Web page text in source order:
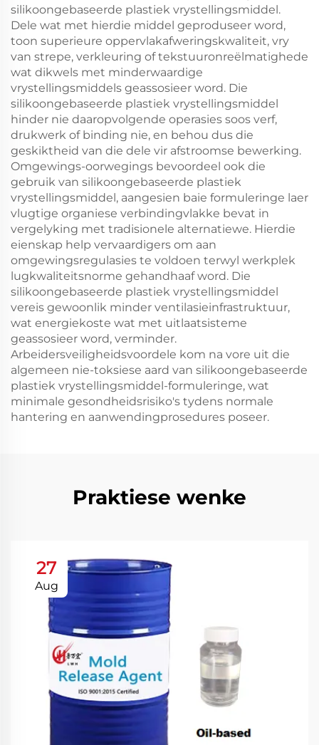
silikoongebaseerde plastiek vrystellingsmiddel.
Dele wat met hierdie middel geproduseer word,
toon superieure oppervlakafweringskwaliteit, vry
van strepe, verkleuring of tekstuuronreëlmatighede
wat dikwels met minderwaardige
vrystellingsmiddels geassosieer word. Die
silikoongebaseerde plastiek vrystellingsmiddel
hinder nie daaropvolgende operasies soos verf,
drukwerk of binding nie, en behou dus die
geskiktheid van die dele vir afstroomse bewerking.
Omgewings-oorwegings bevoordeel ook die
gebruik van silikoongebaseerde plastiek
vrystellingsmiddel, aangesien baie formuleringe laer
vlugtige organiese verbindingvlakke bevat in
vergelyking met tradisionele alternatiewe. Hierdie
eienskap help vervaardigers om aan
omgewingsregulasies te voldoen terwyl werkplek
lugkwaliteitsnorme gehandhaaf word. Die
silikoongebaseerde plastiek vrystellingsmiddel
vereis gewoonlik minder ventilasieinfrastruktuur,
wat energiekoste wat met uitlaatsisteme
geassosieer word, verminder.
Arbeidersveiligheidsvoordele kom na vore uit die
algemeen nie-toksiese aard van silikoongebaseerde
plastiek vrystellingsmiddel-formuleringe, wat
minimale gesondheidsrisiko's tydens normale
hantering en aanwendingprosedures poseer.
Praktiese wenke
27
Aug